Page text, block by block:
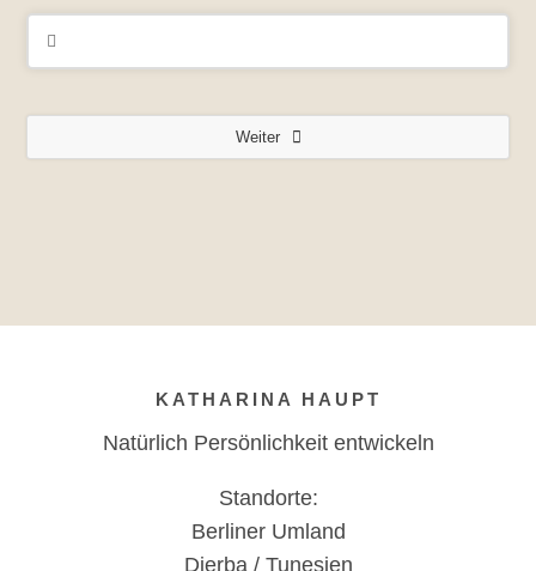
Weiter
KATHARINA HAUPT
Natürlich Persönlichkeit entwickeln
Standorte:
Berliner Umland
Djerba / Tunesien